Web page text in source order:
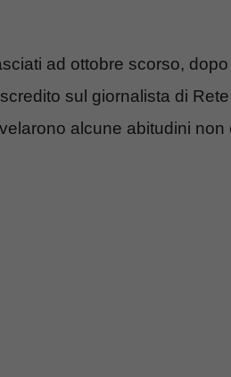
ad ottobre scorso, dopo
sul giornalista di
alcune abitudini non